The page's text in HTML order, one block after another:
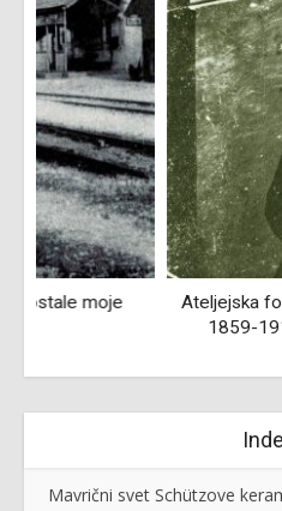
Ateljejska fotografija v
1859-1919 (iz zasebne
Mavrični svet Schützove